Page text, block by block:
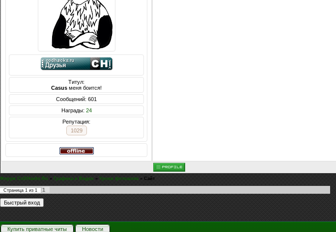
Титул:
Casus меня боится!
Сообщений: 601
Награды: 24
Репутация:
1029
Форум CoDHacks.Ru » Графика и Видео » Уроки фотошопа » Сайт
Страница 1 из 1
1
Купить приватные читы Новости